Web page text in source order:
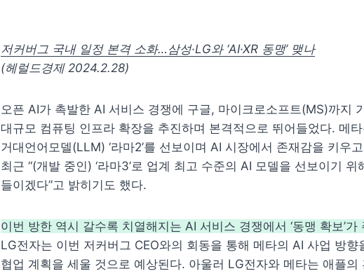
저커버그 국내 일정 본격 소화…삼성·LG와 ‘AI·XR 동맹’ 맺나
(헤럴드경제 2024.2.28)
오픈 AI가 촉발한 AI 서비스 경쟁에 구글, 마이크로소프트(MS)까지
대규모 컴퓨팅 인프라 확장을 추진하며 본격적으로 뛰어들었다. 메
거대언어모델(LLM) ‘라마2’를 선보이며 AI 시장에서 존재감을 키우
최근 “(개발 중인) ‘라마3’로 업계 최고 수준의 AI 모델을 선보이기 위
들이겠다”고 밝히기도 했다.
이번 방한 역시 갈수록 치열해지는 AI 서비스 경쟁에서 ‘동맹 확보’
LG전자는 이번 저커버그 CEO와의 회동을 통해 메타의 AI 사업 방향
협업 계획을 세울 것으로 예상된다. 아울러 LG전자와 메타는 애플의